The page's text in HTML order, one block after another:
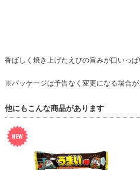
香ばしく焼き上げたえびの旨みが口いっ
※パッケージは予告なく変更になる場合が
他にもこんな商品があります